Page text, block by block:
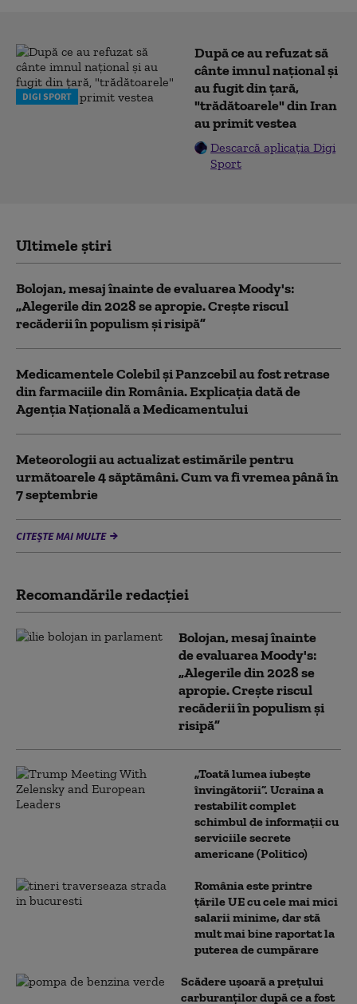
DIGI SPORT
După ce au refuzat să
cânte imnul naţional şi
au fugit din ţară,
"trădătoarele" din Iran
au primit vestea
Descarcă aplicația Digi
Sport
Ultimele știri
Bolojan, mesaj înainte de evaluarea Moody's:
„Alegerile din 2028 se apropie. Crește riscul
recăderii în populism și risipă”
Medicamentele Colebil și Panzcebil au fost retrase
din farmaciile din România. Explicația dată de
Agenția Națională a Medicamentului
Meteorologii au actualizat estimările pentru
următoarele 4 săptămâni. Cum va fi vremea până în
7 septembrie
CITEȘTE MAI MULTE
Recomandările redacţiei
Bolojan, mesaj înainte
de evaluarea Moody's:
„Alegerile din 2028 se
apropie. Crește riscul
recăderii în populism și
risipă”
„Toată lumea iubește
învingătorii”. Ucraina a
restabilit complet
schimbul de informații cu
serviciile secrete
americane (Politico)
România este printre
țările UE cu cele mai mici
salarii minime, dar stă
mult mai bine raportat la
puterea de cumpărare
Scădere ușoară a prețului
carburanților după ce a fost